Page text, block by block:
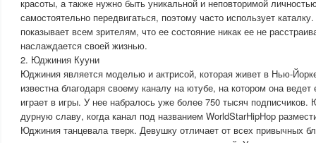
красоты, а также нужно быть уникальной и неповторимой
самостоятельно передвигаться, поэтому часто использует
показывает всем зрителям, что ее состояние никак ее не
наслаждается своей жизнью.
2. Юджиния Кууни
Юджиния является моделью и актрисой, которая живет в Нью-
известна благодаря своему каналу на ютубе, на котором она
играет в игры. У нее набралось уже более 750 тысяч
дурную славу, когда канал под названием WorldStarHipHop
Юджиния танцевала тверк. Девушку отличает от всех привычных